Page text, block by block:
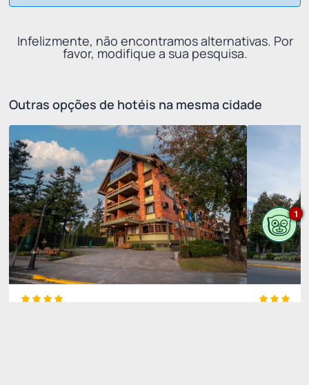
Infelizmente, não encontramos alternativas. Por
favor, modifique a sua pesquisa.
Outras opções de hotéis na mesma cidade
1